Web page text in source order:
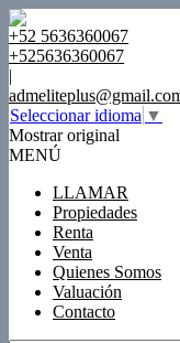
+52 5636360067
+525636360067
|
Seleccionar idioma ▼
Mostrar original
MENÚ
LLAMAR
Propiedades
Renta
Venta
Quienes Somos
Valuación
Contacto